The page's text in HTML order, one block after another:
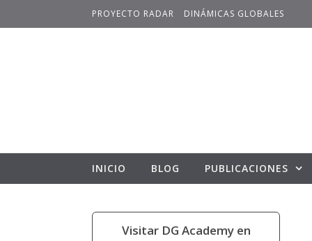
PROYECTO RADAR DINÁMICAS GLOBALES
INICIO BLOG PUBLICACIONES
Visitar DG Academy en